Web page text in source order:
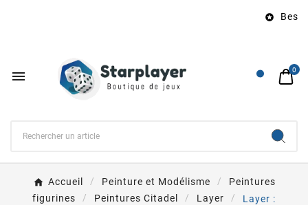

 0
Accueil Peinture et Modélisme
Peintures
figurines
Peintures Citadel Layer
Layer :